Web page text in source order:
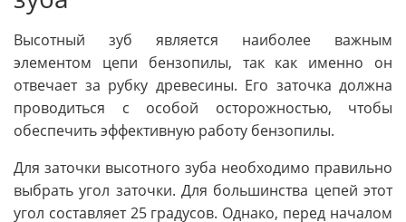
Высотный зуб является наиболее важным
элементом цепи бензопилы, так как именно он
отвечает за рубку древесины. Его заточка должна
проводиться с особой осторожностью, чтобы
обеспечить эффективную работу бензопилы.
Для заточки высотного зуба необходимо правильно
выбрать угол заточки. Для большинства цепей этот
угол составляет 25 градусов. Однако, перед началом